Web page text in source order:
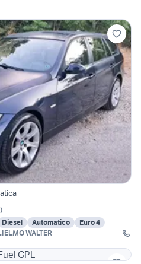
)
Diesel Automatico
Euro 4
WALTER